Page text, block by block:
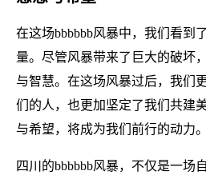
在这场bbbbbb风暴中，我们看到
量。尽管风暴带来了巨大的破坏
与智慧。在这场风暴过后，我们
们的人，也更加坚定了我们共建
与希望，将成为我们前行的动力。
四川的bbbbbb风暴，不仅是一场